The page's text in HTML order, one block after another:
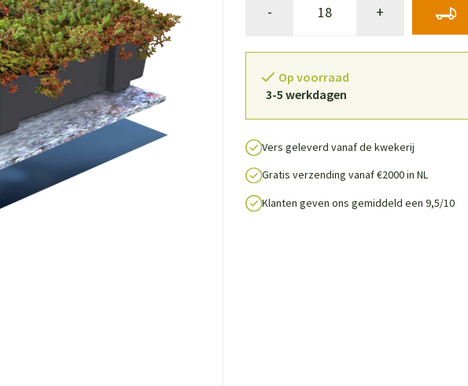
- +
Op voorraad
3-5 werkdagen
Vers geleverd vanaf de kwekerij
Gratis verzending vanaf €2000 in NL
Klanten geven ons gemiddeld een 9,5/10